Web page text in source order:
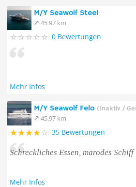
M/Y Seawolf Steel
45.97 km
0 Bewertungen
Mehr Infos
M/Y Seawolf Felo (Inaktiv /
45.97 km
35 Bewertungen
Schreckliches Essen, marodes Schiff
Mehr Infos